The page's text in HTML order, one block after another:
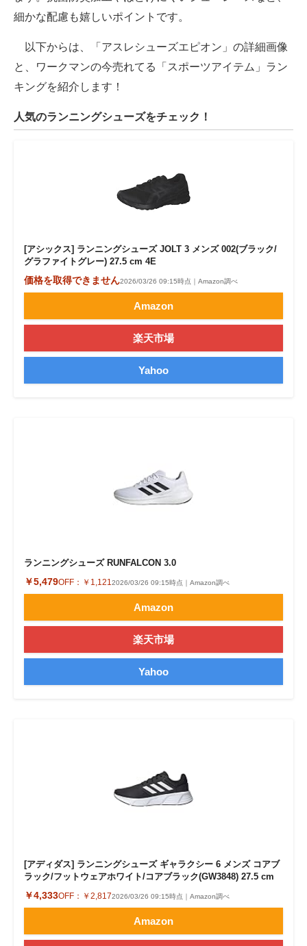
細かな配慮も嬉しいポイントです。
以下からは、「アスレシューズエピオン」の詳細画像
と、ワークマンの今売れてる「スポーツアイテム」ラン
キングを紹介します！
人気のランニングシューズをチェック！
[アシックス] ランニングシューズ JOLT 3 メンズ 002(ブラック/
グラファイトグレー) 27.5 cm 4E
価格を取得できません2026/03/26 09:15時点｜Amazon調べ
Amazon
楽天市場
Yahoo
ランニングシューズ RUNFALCON 3.0
￥5,479OFF： ￥1,1212026/03/26 09:15時点｜Amazon調べ
Amazon
楽天市場
Yahoo
[アディダス] ランニングシューズ ギャラクシー 6 メンズ コアブ
ラック/フットウェアホワイト/コアブラック(GW3848) 27.5 cm
￥4,333OFF： ￥2,8172026/03/26 09:15時点｜Amazon調べ
Amazon